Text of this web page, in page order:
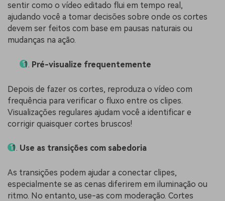
sentir como o vídeo editado flui em tempo real,
ajudando você a tomar decisões sobre onde os cortes
devem ser feitos com base em pausas naturais ou
mudanças na ação.
Pré-visualize frequentemente
Depois de fazer os cortes, reproduza o vídeo com
frequência para verificar o fluxo entre os clipes.
Visualizações regulares ajudam você a identificar e
corrigir quaisquer cortes bruscos!
Use as transições com sabedoria
As transições podem ajudar a conectar clipes,
especialmente se as cenas diferirem em iluminação ou
ritmo. No entanto, use-as com moderação. Cortes